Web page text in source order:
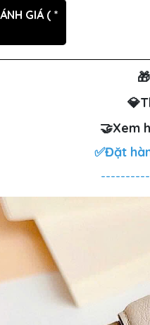
GIÁ ( *
🤝Xem
✅Đặt